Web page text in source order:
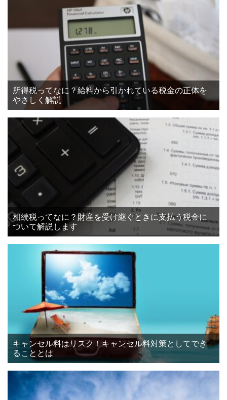
所得税ってなに？給料から引かれている税金の正体を
やさしく解説
相続税ってなに？財産を受け継ぐときに支払う税金に
ついて解説します
キャンセル料はリスク！キャンセル料対策としてでき
ることとは